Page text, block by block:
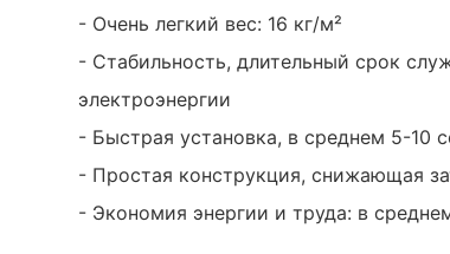
- Очень легкий вес: 16 кг/м²
- Стабильность, длительный срок
электроэнергии
- Быстрая установка, в среднем 5-10
- Простая конструкция, снижающая
- Экономия энергии и труда: в